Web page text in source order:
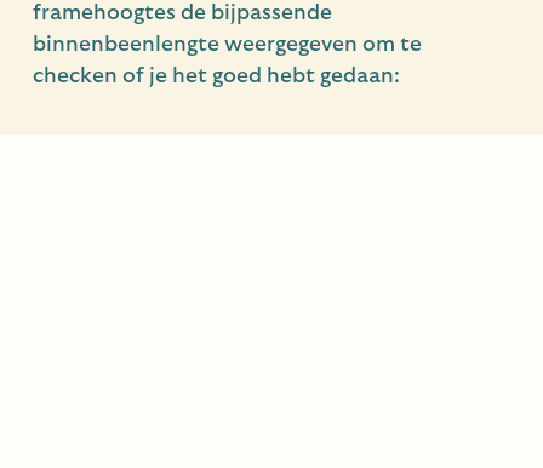
framehoogtes de bijpassende
binnenbeenlengte weergegeven om te
checken of je het goed hebt gedaan: